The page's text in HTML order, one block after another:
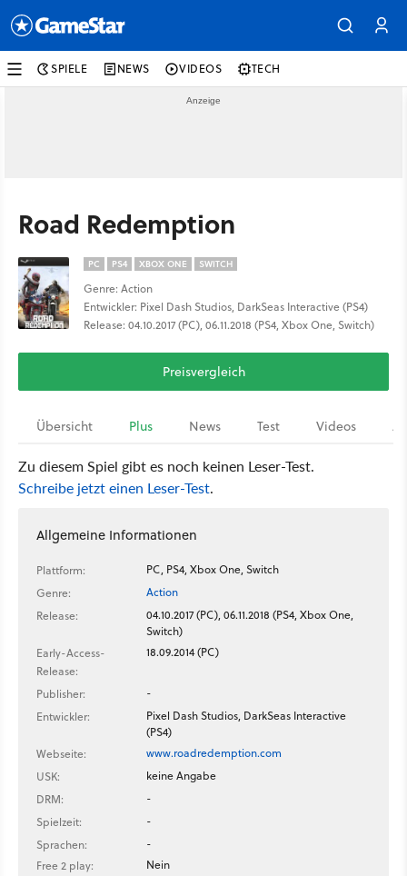
SPIELE NEWS VIDEOS TECH
Road Redemption
PC PS4 XBOX ONE SWITCH
Genre: Action
Entwickler: Pixel Dash Studios, DarkSeas Interactive (PS4)
Release: 04.10.2017 (PC), 06.11.2018 (PS4, Xbox One, Switch)
Preisvergleich
Übersicht Plus News Test Videos
Zu diesem Spiel gibt es noch keinen Leser-Test.
Schreibe jetzt einen Leser-Test.
Allgemeine Informationen
Plattform:
PC, PS4, Xbox One, Switch
Genre:
Action
Release:
04.10.2017 (PC), 06.11.2018 (PS4, Xbox One,
Switch)
Early-Access-
Release:
18.09.2014 (PC)
Publisher:
-
Entwickler:
Pixel Dash Studios, DarkSeas Interactive
(PS4)
Webseite:
www.roadredemption.com
USK:
keine Angabe
DRM:
-
Spielzeit:
-
Sprachen:
-
Free 2 play:
Nein